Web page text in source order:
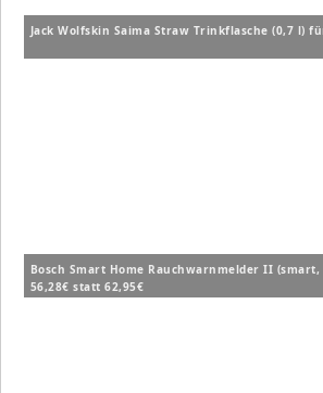
Jack Wolfskin Saima Straw Trinkflasche (0,7 l)
Bosch Smart Home Rauchwarnmelder II
56,28€ statt 62,95€